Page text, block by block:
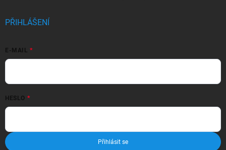
PŘIHLÁŠENÍ
E-MAIL
HESLO
Přihlásit se